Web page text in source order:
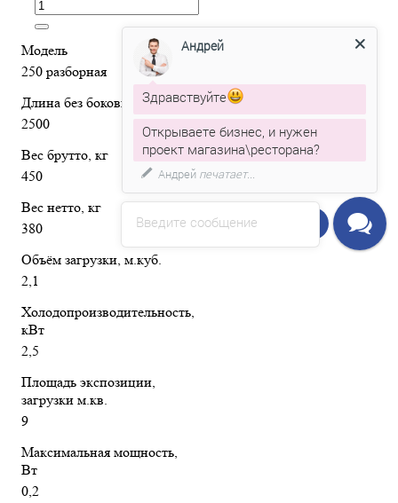
Модель
250 разборная
Длина без боковин, мм
2500
Вес брутто, кг
450
Вес нетто, кг
380
Объём загрузки, м.куб.
2,1
Холодопроизводительность,
кВт
2,5
Площадь экспозиции,
загрузки м.кв.
9
Максимальная мощность,
Вт
0,2
Напишите нам!
Введите сообщение
Андрей
Здравствуйте
Открываете бизнес, и нужен
проект магазина\ресторана?
Андрейпечатает...